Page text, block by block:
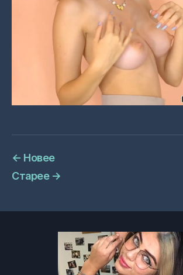
← Новее
Старее →